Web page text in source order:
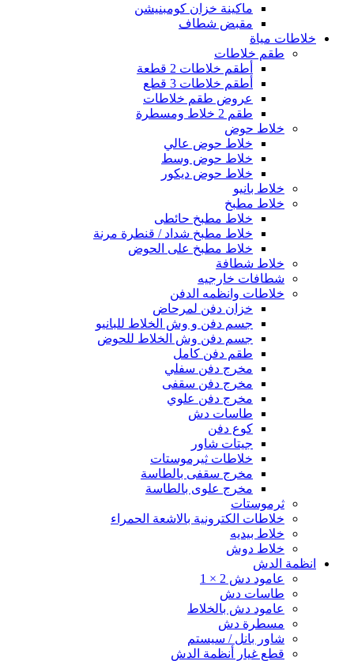
ماكينة خزان كومبنيشن
مقبض شطاف
خلاطات مياة
طقم خلاطات
أطقم خلاطات 2 قطعة
أطقم خلاطات 3 قطع
عروض طقم خلاطات
طقم 2 خلاط ومسطرة
خلاط حوض
خلاط حوض عالي
خلاط حوض وسط
خلاط حوض ديكور
خلاط بانيو
خلاط مطبخ
خلاط مطبخ حائطى
خلاط مطبخ شداد / قنطرة مرنة
خلاط مطبخ على الحوض
خلاط شطافة
شطافات خارجيه
خلاطات وانظمه الدفن
خزان دفن لمرحاض
جسم دفن و وش الخلاط للبانيو
جسم دفن وش الخلاط للحوض
طقم دفن كامل
مخرج دفن سفلي
مخرج دفن سقفى
مخرج دفن علوي
طاسات دش
كوع دفن
جيتات شاور
خلاطات ثيرموستات
مخرج سقفى بالطاسة
مخرج علوى بالطاسة
ثرموستات
خلاطات الكترونية بالاشعة الحمراء
خلاط بيديه
خلاط دوش
انظمة الدش
عامود دش 2 × 1
طاسات دش
عامود دش بالخلاط
مسطرة دش
شاور بانل / سيستم
قطع غيار أنظمة الدش